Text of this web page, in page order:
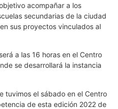
acompañar a los
secundarias de la ciudad
sus proyectos vinculados al
a las 16 horas en el Centro
se desarrollará la instancia
tuvimos el sábado en el Centro
de esta edición 2022 de